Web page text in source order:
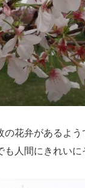
の花弁があるよ
も人間にきれいに